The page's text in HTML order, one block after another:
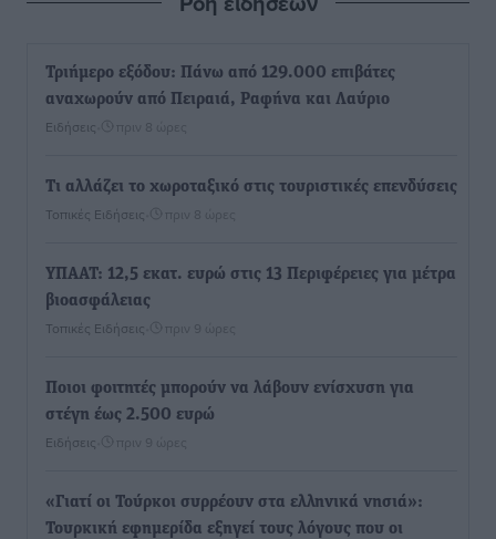
Τριήμερο εξόδου: Πάνω από 129.000 επιβάτες
αναχωρούν από Πειραιά, Ραφήνα και Λαύριο
Ειδήσεις πριν 8 ώρες
Τι αλλάζει το χωροταξικό στις τουριστικές επενδύσεις
Τοπικές Ειδήσεις πριν 8 ώρες
ΥΠΑΑΤ: 12,5 εκατ. ευρώ στις 13 Περιφέρειες για μέτρα
βιοασφάλειας
Τοπικές Ειδήσεις πριν 9 ώρες
Ποιοι φοιτητές μπορούν να λάβουν ενίσχυση για
στέγη έως 2.500 ευρώ
Ειδήσεις πριν 9 ώρες
«Γιατί οι Τούρκοι συρρέουν στα ελληνικά νησιά»:
Τουρκική εφημερίδα εξηγεί τους λόγους που οι